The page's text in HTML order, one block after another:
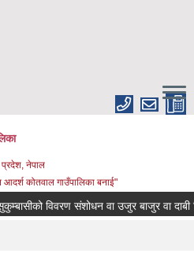
प्रदेश, नेपाल
कोतवाल गाउँपालिका बनाई"
विवरण संशोधन वा उजुर बाजुर वा दाबी